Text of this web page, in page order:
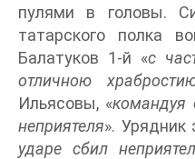
пулями в головы.
татарского полка
Балатуков 1-й «с
отличною
Ильясовы, «командуя
неприятеля». Урядник
ударе сбил